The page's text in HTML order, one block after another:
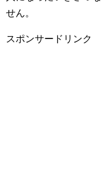
せん。
スポンサードリンク